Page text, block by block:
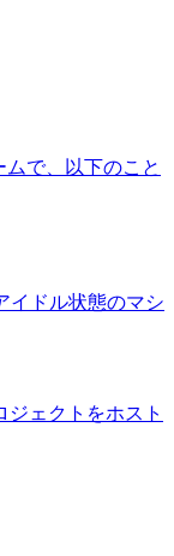
で、以下のこと
イドル状態のマシ
ジェクトをホスト